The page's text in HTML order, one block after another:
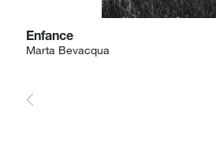
Enfance
Marta Bevacqua